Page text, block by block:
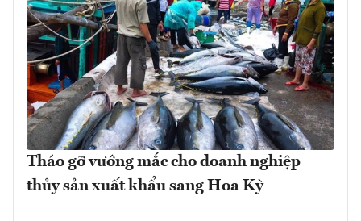
Tháo gỡ vướng mắc cho doanh nghiệp
thủy sản xuất khẩu sang Hoa Kỳ